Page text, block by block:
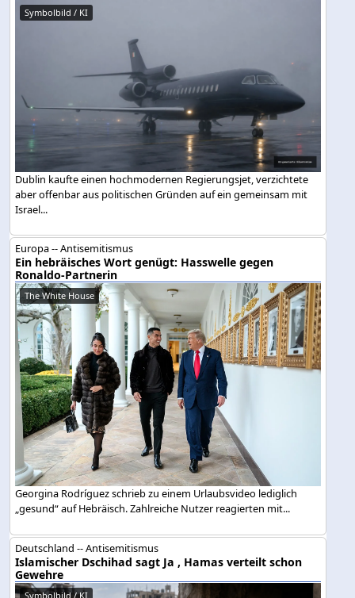
Symbolbild / KI
Dublin kaufte einen hochmodernen Regierungsjet, verzichtete
aber offenbar aus politischen Gründen auf ein gemeinsam mit
Israel...
Europa -- Antisemitismus
Ein hebräisches Wort genügt: Hasswelle gegen
Ronaldo-Partnerin
The White House
Georgina Rodríguez schrieb zu einem Urlaubsvideo lediglich
„gesund“ auf Hebräisch. Zahlreiche Nutzer reagierten mit...
Deutschland -- Antisemitismus
Islamischer Dschihad sagt Ja , Hamas verteilt schon
Gewehre
Symbolbild / KI